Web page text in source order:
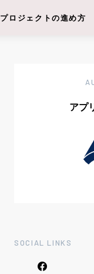
プロジェクトの進め方
アプ
SOCIAL LINKS